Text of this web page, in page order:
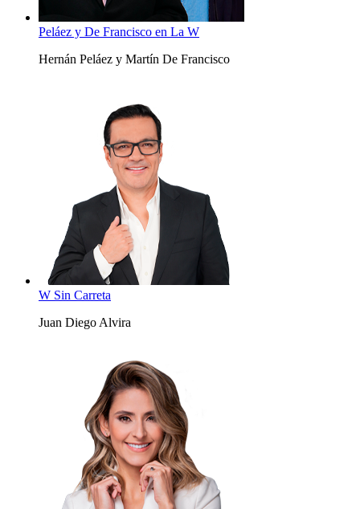
Peláez y De Francisco en La W
Hernán Peláez y Martín De Francisco
W Sin Carreta
Juan Diego Alvira